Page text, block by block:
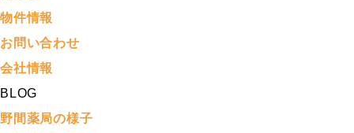
物件情報
お問い合わせ
会社情報
BLOG
野間薬局の様子